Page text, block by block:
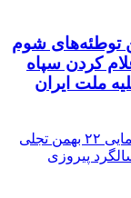
توطئه‌های شوم
کردن سپاه
ملت ایران